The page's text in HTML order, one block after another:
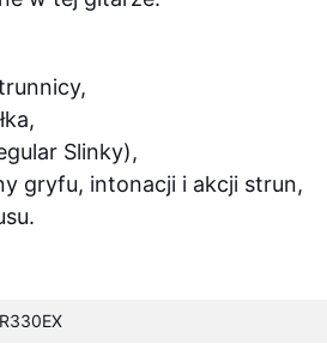
Slinky),
gryfu, intonacji i akcji strun,